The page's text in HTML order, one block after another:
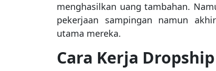
menghasilkan uang tambahan.
pekerjaan sampingan namun
utama mereka.
Cara Kerja Dropship